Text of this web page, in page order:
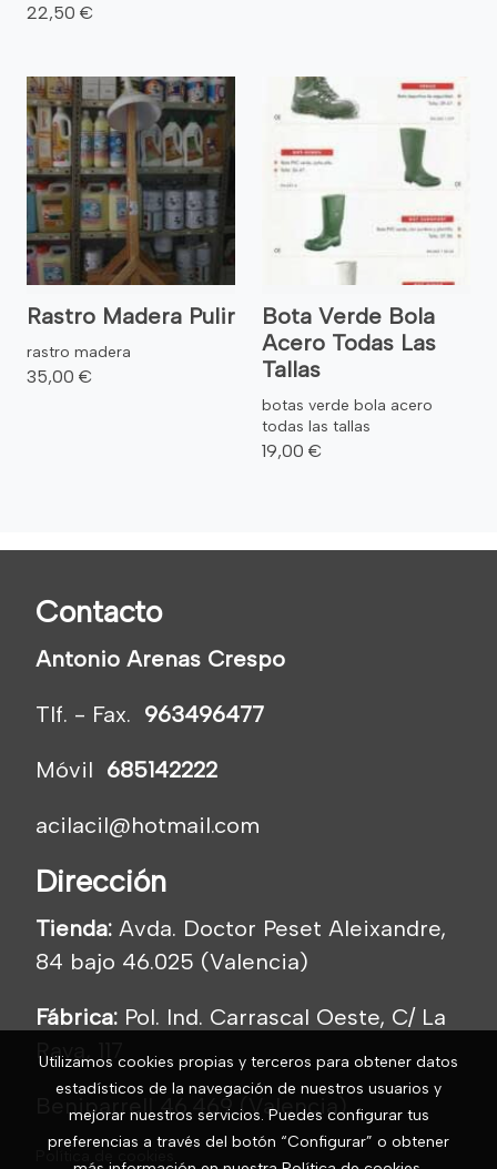
22,50 €
Rastro Madera Pulir
rastro madera
35,00 €
Bota Verde Bola
Acero Todas Las
Tallas
botas verde bola acero
todas las tallas
19,00 €
Contacto
Antonio Arenas Crespo
Tlf. - Fax. 963496477
Móvil 685142222
acilacil@hotmail.com
Dirección
Tienda: Avda. Doctor Peset Aleixandre,
84 bajo 46.025 (Valencia)
Fábrica: Pol. Ind. Carrascal Oeste, C/ La
Raya, 117
Beniparrell 46.469 (Valencia)
Política de cookies
Utilizamos cookies propias y terceros para obtener datos
estadísticos de la navegación de nuestros usuarios y
mejorar nuestros servicios. Puedes configurar tus
preferencias a través del botón “Configurar” o obtener